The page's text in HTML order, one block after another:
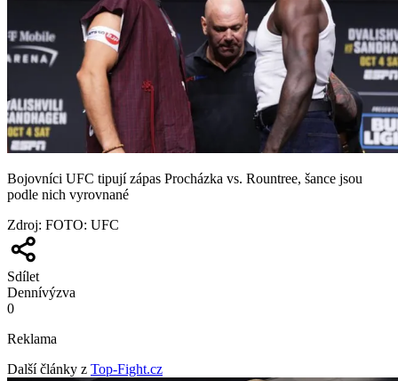
Bojovníci UFC tipují zápas Procházka vs. Rountree, šance jsou
podle nich vyrovnané
Zdroj: FOTO: UFC
Sdílet
Dennívýzva
0
Reklama
Další články z Top-Fight.cz